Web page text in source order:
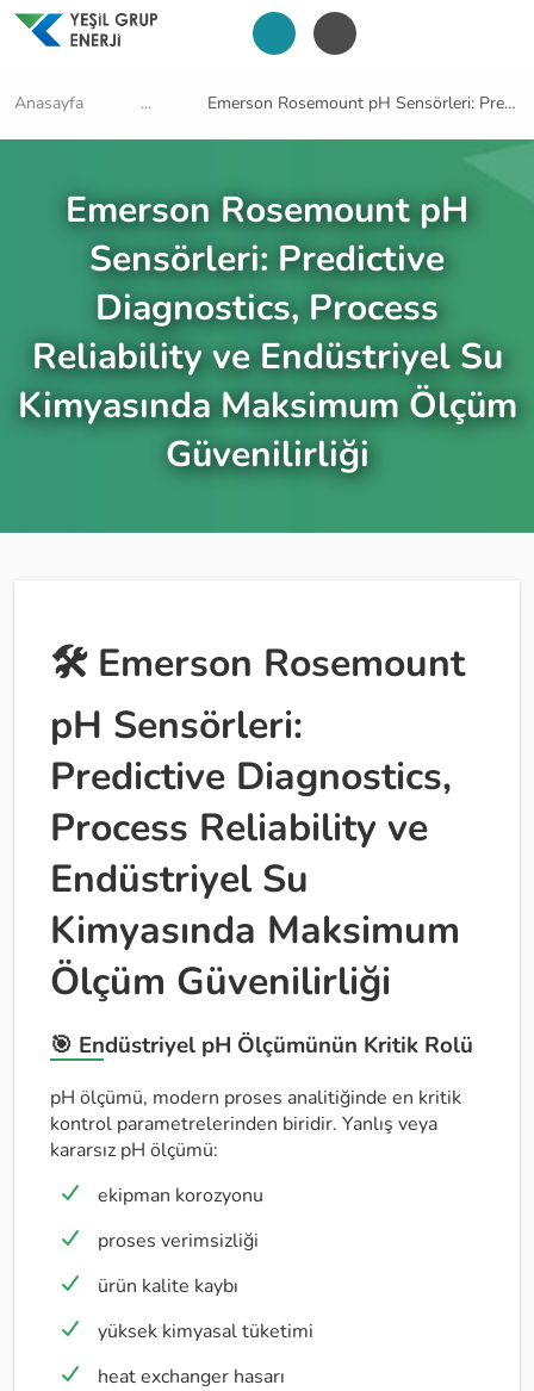
Emerson Rosemount pH
Sensörleri: Predictive
Diagnostics, Process
Reliability ve Endüstriyel Su
Kimyasında Maksimum Ölçüm
Güvenilirliği
Anasayfa ... Emerson Rosemount pH Sensörleri: Predictive Diagnostics, Process Reliability ve Endüstriyel Su Kimyasında Maksimum Ölçüm Güvenilirliği
🛠️ Emerson Rosemount
pH Sensörleri:
Predictive Diagnostics,
Process Reliability ve
Endüstriyel Su
Kimyasında Maksimum
Ölçüm Güvenilirliği
🎯 Endüstriyel pH Ölçümünün Kritik Rolü
pH ölçümü, modern proses analitiğinde en kritik
kontrol parametrelerinden biridir. Yanlış veya
kararsız pH ölçümü:
ekipman korozyonu
proses verimsizliği
ürün kalite kaybı
yüksek kimyasal tüketimi
heat exchanger hasarı